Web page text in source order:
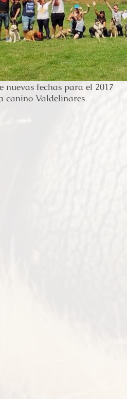
nuevas fechas para el 2017
canino Valdelinares